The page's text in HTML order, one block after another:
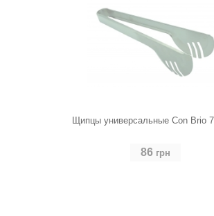
Щипцы универсальные Con Brio
86 грн